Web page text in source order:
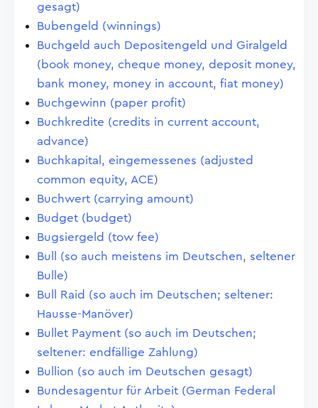
gesagt)
Bubengeld (winnings)
Buchgeld auch Depositengeld und Giralgeld
(book money, cheque money, deposit money,
bank money, money in account, fiat money)
Buchgewinn (paper profit)
Buchkredite (credits in current account,
advance)
Buchkapital, eingemessenes (adjusted
common equity, ACE)
Buchwert (carrying amount)
Budget (budget)
Bugsiergeld (tow fee)
Bull (so auch meistens im Deutschen, seltener
Bulle)
Bull Raid (so auch im Deutschen; seltener:
Hausse-Manöver)
Bullet Payment (so auch im Deutschen;
seltener: endfällige Zahlung)
Bullion (so auch im Deutschen gesagt)
Bundesagentur für Arbeit (German Federal